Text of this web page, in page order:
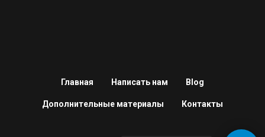
Главная Написать нам Blog
Дополнительные материалы Контакты